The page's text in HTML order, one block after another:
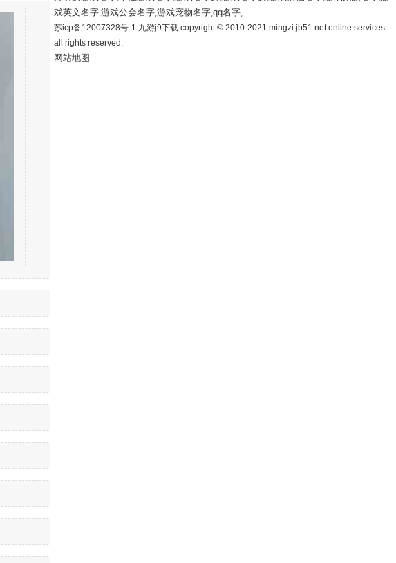
戏英文名字,游戏公会名字,游戏宠物名字,qq名字,
苏icp备12007328号-1 九游j9下载 copyright © 2010-2021 mingzi.jb51.net online services.
all rights reserved.
网站地图